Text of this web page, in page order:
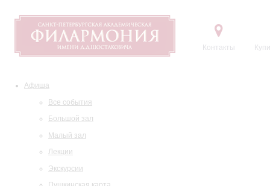
Контакты
Афиша
Все события
Большой зал
Малый зал
Лекции
Экскурсии